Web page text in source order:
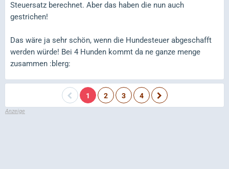
Steuersatz berechnet. Aber das haben die nun auch
gestrichen!
Das wäre ja sehr schön, wenn die Hundesteuer abgeschafft
werden würde! Bei 4 Hunden kommt da ne ganze menge
zusammen :blerg:
1 2 3 4